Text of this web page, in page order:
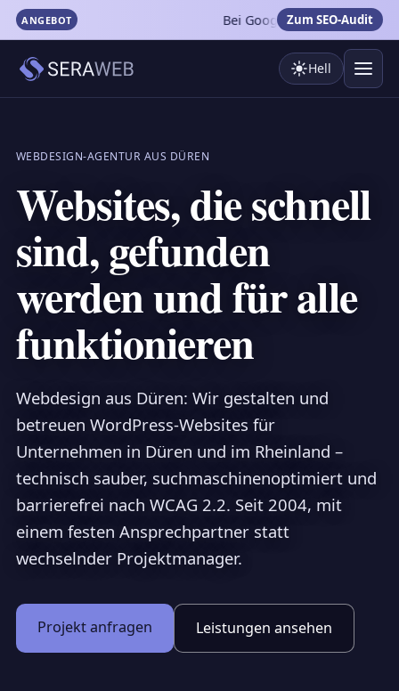
ANGEBOT Bei Google besser gefunden
Zum SEO-Audit
SERAWEB – Startseite Hell
WEBDESIGN-AGENTUR AUS DÜREN
Websites, die schnell
sind, gefunden
werden und für alle
funktionieren
Webdesign aus Düren: Wir gestalten und
betreuen WordPress-Websites für
Unternehmen in Düren und im Rheinland –
technisch sauber, suchmaschinenoptimiert und
barrierefrei nach WCAG 2.2. Seit 2004, mit
einem festen Ansprechpartner statt
wechselnder Projektmanager.
Projekt anfragen Leistungen ansehen